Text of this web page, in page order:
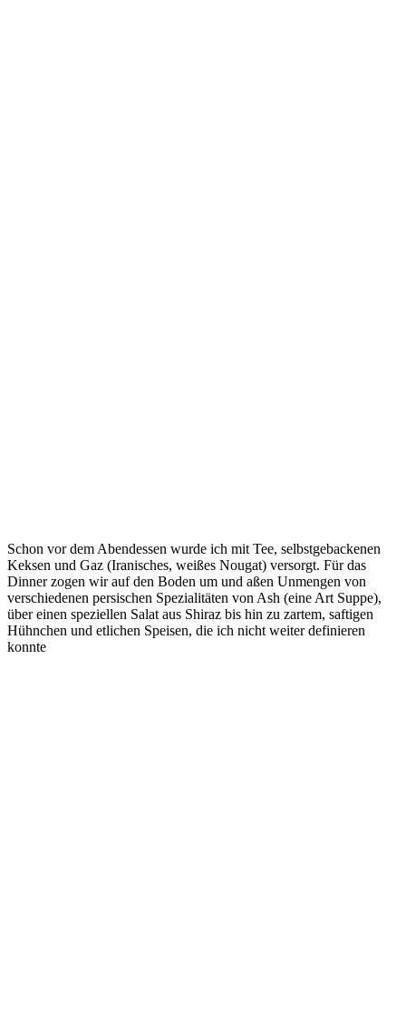
Schon vor dem Abendessen wurde ich mit Tee, selbstgebackenen
Keksen und Gaz (Iranisches, weißes Nougat) versorgt. Für das
Dinner zogen wir auf den Boden um und aßen Unmengen von
verschiedenen persischen Spezialitäten von Ash (eine Art Suppe),
über einen speziellen Salat aus Shiraz bis hin zu zartem, saftigen
Hühnchen und etlichen Speisen, die ich nicht weiter definieren
konnte